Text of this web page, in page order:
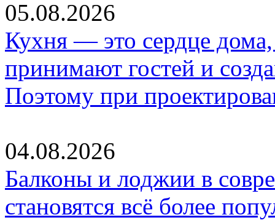
05.08.2026
Кухня — это сердце дома,
принимают гостей и
Поэтому при
04.08.2026
Балконы и лоджии в
становятся всё более